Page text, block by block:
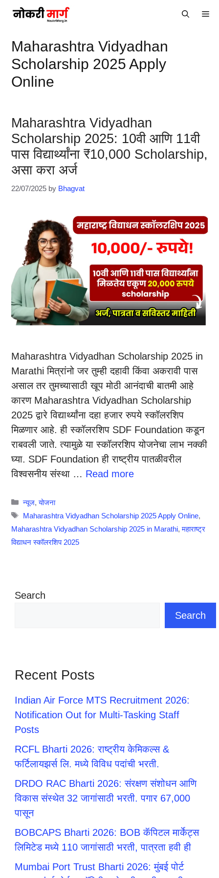
Maharashtra Vidyadhan
Scholarship 2025 Apply
Online
Maharashtra Vidyadhan
Scholarship 2025: 10वी आणि 11वी
पास विद्यार्थ्यांना ₹10,000 Scholarship,
असा करा अर्ज
22/07/2025 by Bhagvat
Maharashtra Vidyadhan Scholarship 2025 in
Marathi मित्रांनो जर तुम्ही दहावी किंवा अकरावी पास
असाल तर तुमच्यासाठी खूप मोठी आनंदाची बातमी आहे
कारण Maharashtra Vidyadhan Scholarship
2025 द्वारे विद्यार्थ्यांना दहा हजार रुपये स्कॉलरशिप
मिळणार आहे. ही स्कॉलरशिप SDF Foundation कडून
राबवली जाते. त्यामुळे या स्कॉलरशिप योजनेचा लाभ नक्की
घ्या. SDF Foundation ही राष्ट्रीय पातळीवरील
विश्वसनीय संस्था … Read more
Categories
न्यूज,योजना
Tags
Maharashtra Vidyadhan Scholarship 2025 Apply Online,
Maharashtra Vidyadhan Scholarship 2025 in Marathi,महाराष्ट्र
विद्याधन स्कॉलरशिप 2025
Search
Search
Recent Posts
Indian Air Force MTS Recruitment 2026:
Notification Out for Multi-Tasking Staff
Posts
RCFL Bharti 2026: राष्ट्रीय केमिकल्स &
फर्टिलायझर्स लि. मध्ये विविध पदांची भरती.
DRDO RAC Bharti 2026: संरक्षण संशोधन आणि
विकास संस्थेत 32 जागांसाठी भरती. पगार 67,000
पासून
BOBCAPS Bharti 2026: BOB कॅपिटल मार्केट्स
लिमिटेड मध्ये 110 जागांसाठी भरती, पात्रता हवी ही
Mumbai Port Trust Bharti 2026: मुंबई पोर्ट